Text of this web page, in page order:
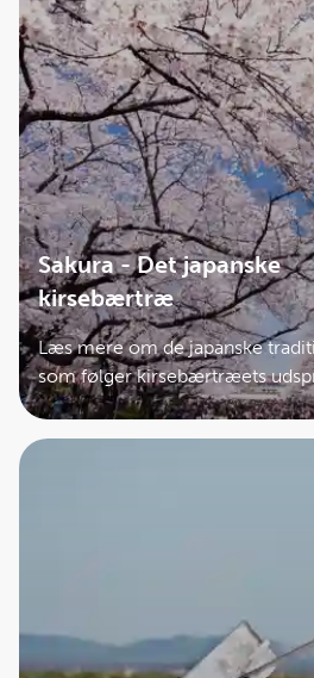
Sakura - Det japanske
kirsebærtræ
Læs mere om de japanske
som følger kirsebærtræets